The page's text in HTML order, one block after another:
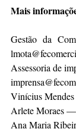
Mais
Assessoria de
Vinícius
Arlete Moraes
Ana Maria